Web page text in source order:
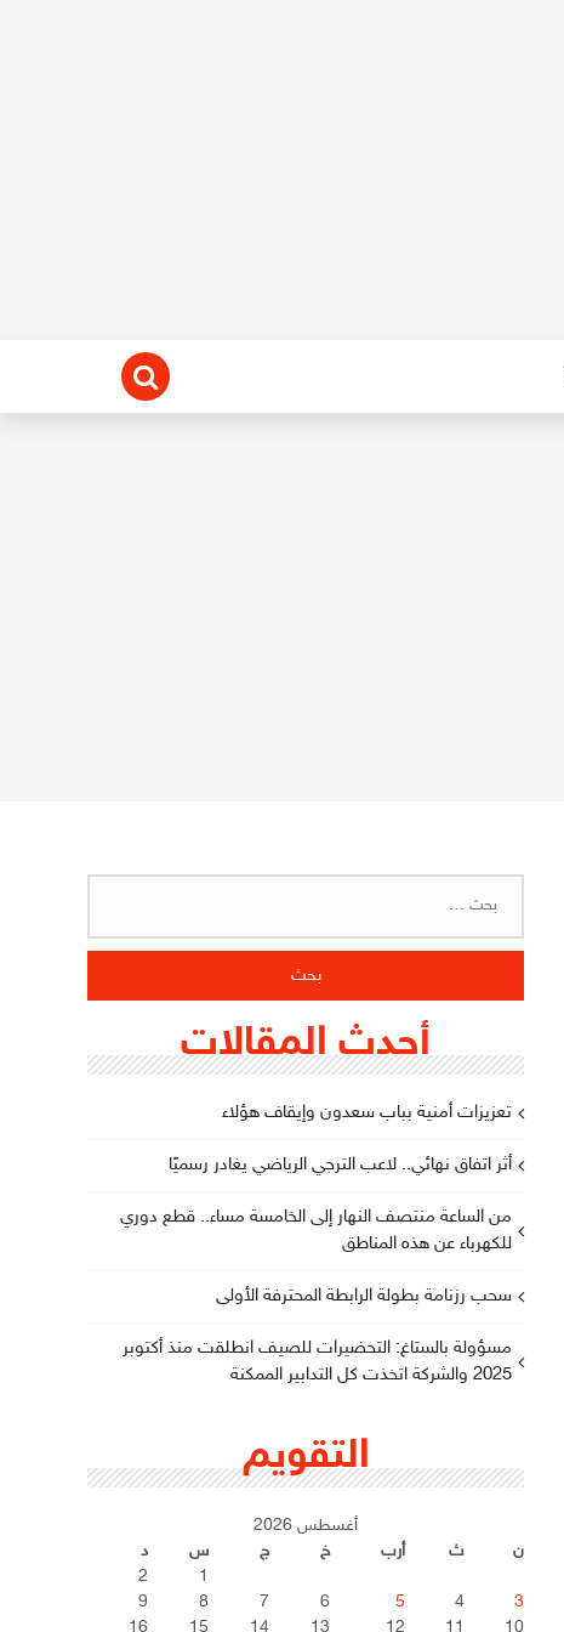
أحدث المقالات
تعزيزات أمنية بباب سعدون وإيقاف هؤلاء
أثر اتفاق نهائي.. لاعب الترجي الرياضي يغادر رسميًا
من الساعة منتصف النهار إلى الخامسة مساء.. قطع دوري
للكهرباء عن هذه المناطق
سحب رزنامة بطولة الرابطة المحترفة الأولى
مسؤولة بالستاغ: التحضيرات للصيف انطلقت منذ أكتوبر
2025 والشركة اتخذت كل التدابير الممكنة
التقويم
أغسطس 2026
ن
ث أرب خ ج س
د
1
2
3
4
5
6
7
8
9
10
11
12
13
14
15
16